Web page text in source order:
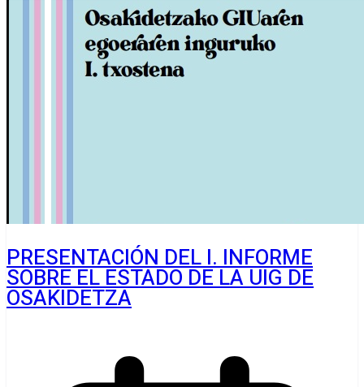
PRESENTACIÓN DEL I. INFORME
SOBRE EL ESTADO DE LA UIG DE
OSAKIDETZA